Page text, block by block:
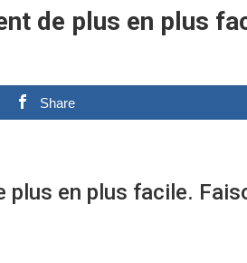
de plus en plus
Share
plus en plus facile.